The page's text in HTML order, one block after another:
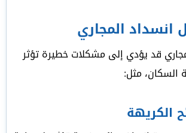
انسداد المجاري
قد يؤدي إلى مشكلات خطيرة تؤثر
السكان، مثل:
الكريهة